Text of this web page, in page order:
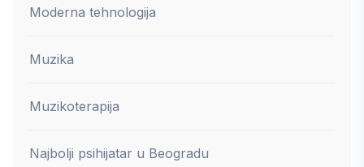
Moderna tehnologija
Muzika
Muzikoterapija
Najbolji psihijatar u Beogradu